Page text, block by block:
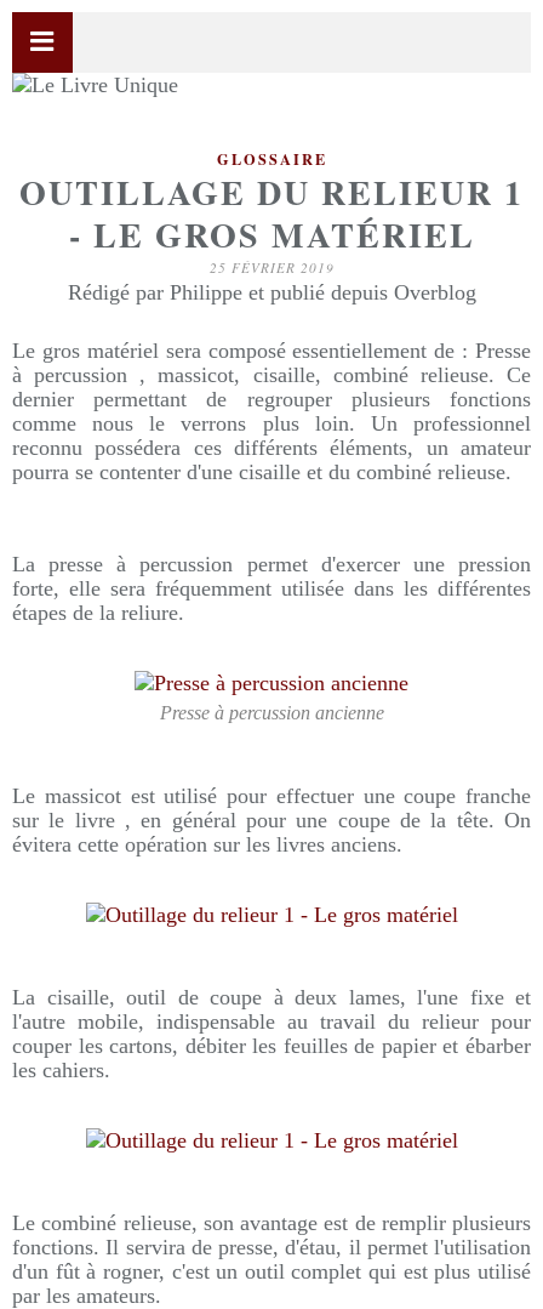
GLOSSAIRE
OUTILLAGE DU RELIEUR 1
- LE GROS MATÉRIEL
25 FÉVRIER 2019
Rédigé par Philippe et publié depuis Overblog
Le gros matériel sera composé essentiellement de : Presse
à percussion , massicot, cisaille, combiné relieuse. Ce
dernier permettant de regrouper plusieurs fonctions
comme nous le verrons plus loin. Un professionnel
reconnu possédera ces différents éléments, un amateur
pourra se contenter d'une cisaille et du combiné relieuse.
La presse à percussion permet d'exercer une pression
forte, elle sera fréquemment utilisée dans les différentes
étapes de la reliure.
Presse à percussion ancienne
Le massicot est utilisé pour effectuer une coupe franche
sur le livre , en général pour une coupe de la tête. On
évitera cette opération sur les livres anciens.
La cisaille, outil de coupe à deux lames, l'une fixe et
l'autre mobile, indispensable au travail du relieur pour
couper les cartons, débiter les feuilles de papier et ébarber
les cahiers.
Le combiné relieuse, son avantage est de remplir plusieurs
fonctions. Il servira de presse, d'étau, il permet l'utilisation
d'un fût à rogner, c'est un outil complet qui est plus utilisé
par les amateurs.